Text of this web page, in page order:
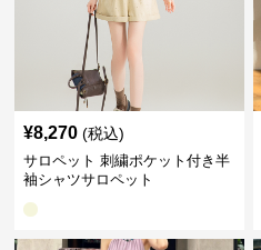
¥8,270 (税込)
サロペット 刺繍ポケット付き半
袖シャツサロペット